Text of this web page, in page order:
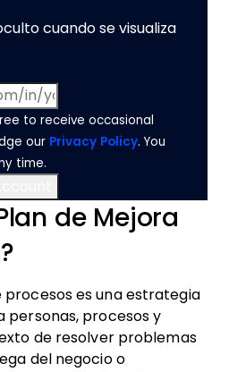
cuando se visualiza
to receive occasional
our Privacy Policy. You
time.
de Mejora
procesos es una estrategia
personas, procesos y
de resolver problemas
del negocio o